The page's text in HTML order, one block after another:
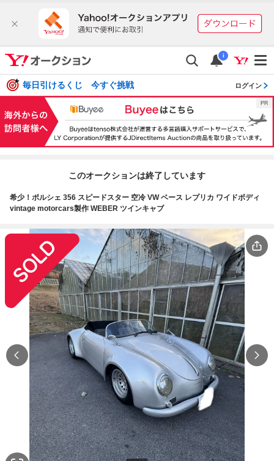
i
毎日引けるくじ 今すぐ挑戦 ログイン
このオークションは終了しています
希少！ポルシェ 356 スピードスター 空冷 VW ベース レプリカ ワイドボディ
vintage motorcars製作 WEBER ツインキャブ